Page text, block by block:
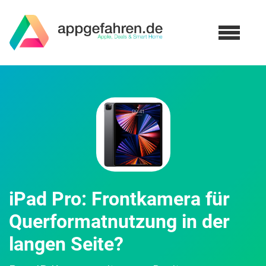
iPad Pro: Frontkamera für
Querformatnutzung in der
langen Seite?